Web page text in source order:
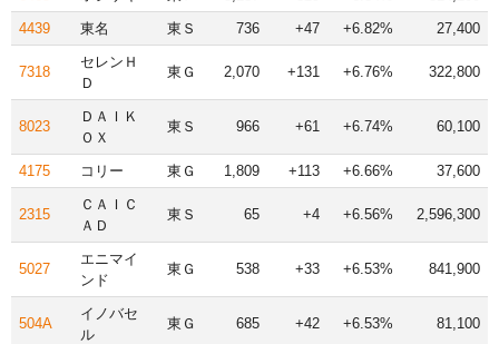
4439
東名 東Ｓ 736 +47 +6.82% 27,400
7318
セレンＨ
Ｄ
東Ｇ 2,070 +131 +6.76% 322,800
8023
ＤＡＩＫ
ＯＸ
東Ｓ 966 +61 +6.74% 60,100
4175 コリー 東Ｇ 1,809 +113 +6.66% 37,600
2315
ＣＡＩＣ
ＡＤ
東Ｓ 65 +4 +6.56% 2,596,300
5027
エニマイ
ンド
東Ｇ 538 +33 +6.53% 841,900
504A
イノバセ
ル
東Ｇ 685 +42 +6.53% 81,100